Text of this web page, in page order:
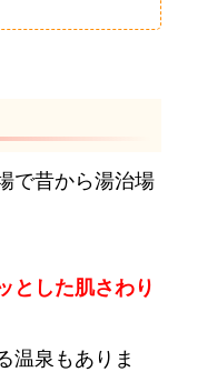
で昔から湯治場
とした肌さわり
温泉もありま